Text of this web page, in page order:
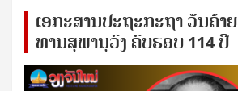
ເອ​ກະ​ສານ​ປະ​ຖະ​ກະ​ຖ​າ ວັນ​ຄ້າ
ທານ​ສຸ​ພາ​ນຸ​ວົງ ຄົບ​ຮອບ 114 ປີ